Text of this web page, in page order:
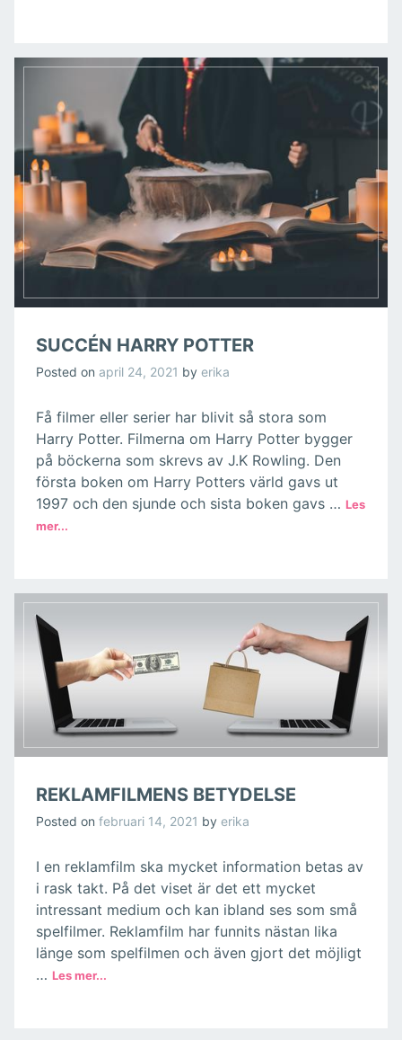
SUCCÉN HARRY POTTER
Posted on april 24, 2021 by erika
Få filmer eller serier har blivit så stora som
Harry Potter. Filmerna om Harry Potter bygger
på böckerna som skrevs av J.K Rowling. Den
första boken om Harry Potters värld gavs ut
1997 och den sjunde och sista boken gavs …
REKLAMFILMENS BETYDELSE
Posted on februari 14, 2021 by erika
I en reklamfilm ska mycket information betas av
i rask takt. På det viset är det ett mycket
intressant medium och kan ibland ses som små
spelfilmer. Reklamfilm har funnits nästan lika
länge som spelfilmen och även gjort det möjligt
…